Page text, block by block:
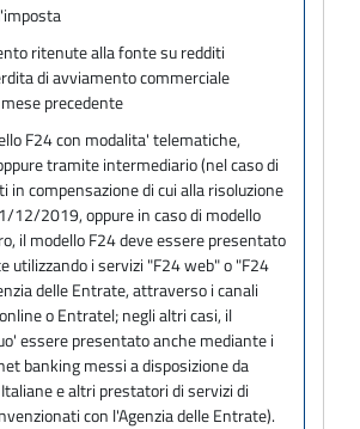
ritenute alla fonte su redditi
di avviamento commerciale
precedente
F24 con modalita' telematiche,
tramite intermediario (nel caso di
in compensazione di cui alla risoluzione
12/2019, oppure in caso di modello
il modello F24 deve essere presentato
utilizzando i servizi "F24 web" o "F24
delle Entrate, attraverso i canali
o Entratel; negli altri casi, il
essere presentato anche mediante i
banking messi a disposizione da
e altri prestatori di servizi di
con l'Agenzia delle Entrate).